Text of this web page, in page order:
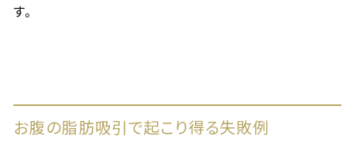
す。
お腹の脂肪吸引で起こり得る失敗例